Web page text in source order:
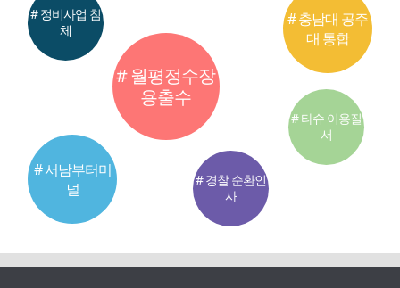
# 월평정수장
용출수
# 서남부터미
널
# 충남대 공주
대 통합
# 정비사업 침
체
# 경찰 순환인
사
# 타슈 이용질
서